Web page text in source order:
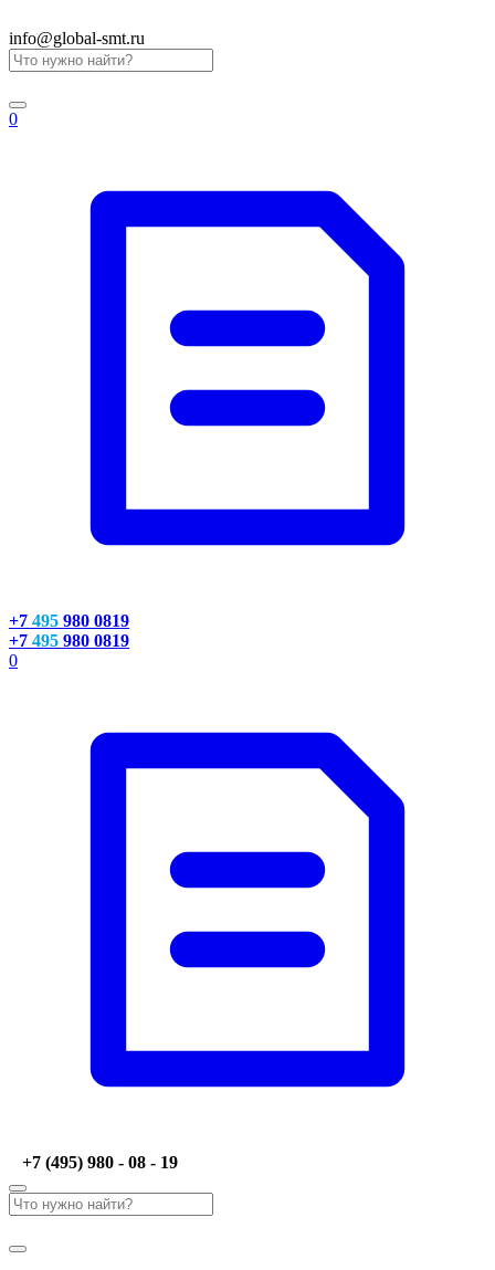
info@global-smt.ru
0
+7 495 980 0819
+7 495 980 0819
0
+7 (495) 980 - 08 - 19